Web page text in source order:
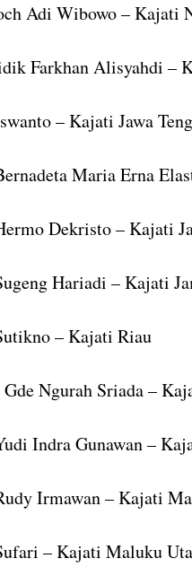
Adi Wibowo – Kajati
Farkhan Alisyahdi –
– Kajati Jawa
Maria Erna
Dekristo – Kajati
Hariadi – Kajati
– Kajati Riau
Gde Ngurah Sriada –
Indra Gunawan –
Irmawan – Kajati
– Kajati Maluku